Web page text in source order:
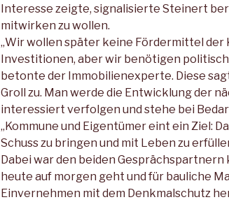
Interesse zeigte, signalisierte Steinert
mitwirken zu wollen.
„Wir wollen später keine Fördermittel der
Investitionen, aber wir benötigen
betonte der Immobilienexperte. Diese
Groll zu. Man werde die Entwicklung der
interessiert verfolgen und stehe bei
„Kommune und Eigentümer eint ein Ziel:
Schuss zu bringen und mit Leben zu
Dabei war den beiden Gesprächspartnern
heute auf morgen geht und für bauliche
Einvernehmen mit dem Denkmalschutz